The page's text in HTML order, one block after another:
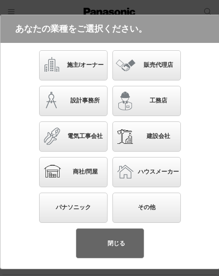
電気・建築設備（ビジネス）
フリーワード
品番・キーワード
かんたん照度計算
SNCX38300
天井直付型 LED（昼光色～電球色） シーリングライ
ト リモコン調光・リモコン調色・カチットF スピー
カー付 パネル付型 ～8畳
あなたの業種をご選択ください。
施主/オーナー 販売代理店
設計事務所 工務店
電気工事会社 建設会社
商社/問屋 ハウスメーカー
パナソニック その他
閉じる